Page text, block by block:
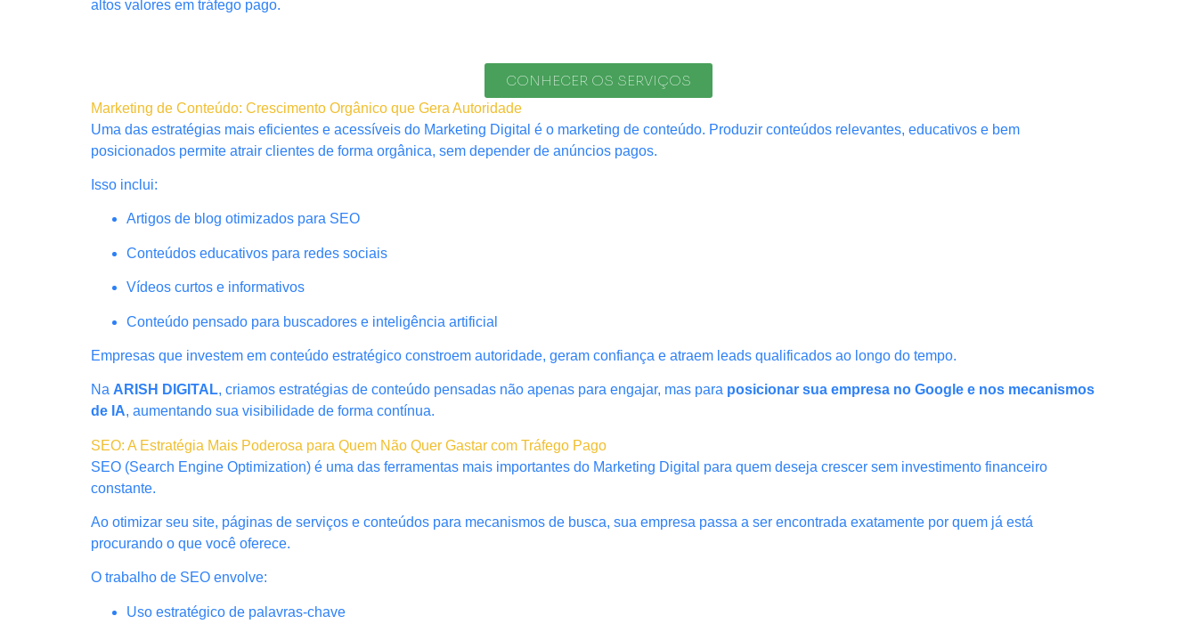
altos valores em tráfego pago.
CONHECER OS SERVIÇOS
Marketing de Conteúdo: Crescimento Orgânico que Gera Autoridade
Uma das estratégias mais eficientes e acessíveis do Marketing Digital é o marketing de conteúdo. Produzir conteúdos relevantes, educativos e bem
posicionados permite atrair clientes de forma orgânica, sem depender de anúncios pagos.
Isso inclui:
Artigos de blog otimizados para SEO
Conteúdos educativos para redes sociais
Vídeos curtos e informativos
Conteúdo pensado para buscadores e inteligência artificial
Empresas que investem em conteúdo estratégico constroem autoridade, geram confiança e atraem leads qualificados ao longo do tempo.
Na ARISH DIGITAL, criamos estratégias de conteúdo pensadas não apenas para engajar, mas para posicionar sua empresa no Google e nos mecanismos
de IA, aumentando sua visibilidade de forma contínua.
SEO: A Estratégia Mais Poderosa para Quem Não Quer Gastar com Tráfego Pago
SEO (Search Engine Optimization) é uma das ferramentas mais importantes do Marketing Digital para quem deseja crescer sem investimento financeiro
constante.
Ao otimizar seu site, páginas de serviços e conteúdos para mecanismos de busca, sua empresa passa a ser encontrada exatamente por quem já está
procurando o que você oferece.
O trabalho de SEO envolve:
Uso estratégico de palavras-chave